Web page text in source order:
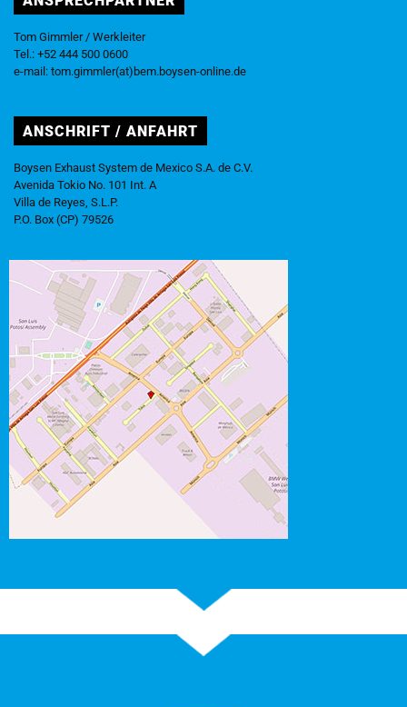
Tom Gimmler / Werkleiter
Tel.: +52 444 500 0600
e-mail: tom.gimmler(at)bem.boysen-online.de
ANSCHRIFT / ANFAHRT
Boysen Exhaust System de Mexico S.A. de C.V.
Avenida Tokio No. 101 Int. A
Villa de Reyes, S.L.P.
P.O. Box (CP) 79526